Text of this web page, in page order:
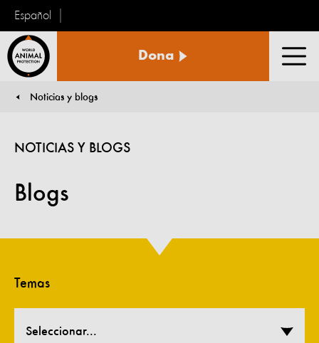
Español
Animal
Dona
Noticias y blogs
Blogs
NOTICIAS Y BLOGS
Temas
Seleccionar...